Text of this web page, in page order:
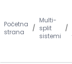
Početna
strana
/
Multi-
split
sistemi
/